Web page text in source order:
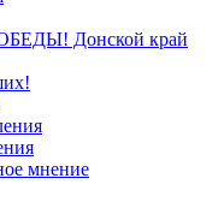
Донской край
мнение